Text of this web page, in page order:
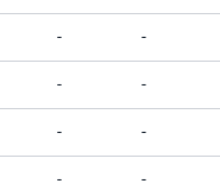
- -
- -
- -
- -